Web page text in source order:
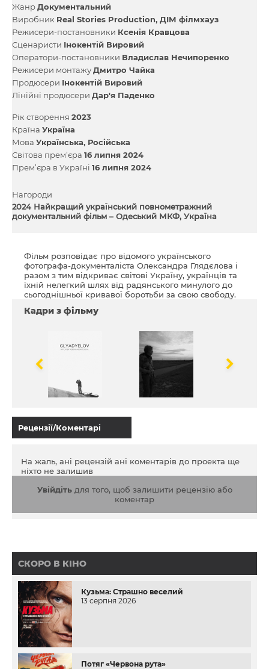
ЖанрДокументальний
Виробник Real Stories Production ДІМ філмхауз
Режисери-постановники Ксенія Кравцова
Сценаристи Інокентій Вировий
Оператори-постановники Владислав Нечипоренко
Режисери монтажуДмитро Чайка
Продюсери Інокентій Вировий
Лінійні продюсери Дар'я Паденко
Рік створення 2023
Країна Україна
Мова Українська Російська
Світова прем’єра 16 липня 2024
Прем’єра в Україні 16 липня 2024
Нагороди
2024 Найкращий український повнометражний
документальний фільм – Одеський МКФ, Україна
Фільм розповідає про відомого українського
фотографа-документаліста Олександра Глядєлова і
разом з тим відкриває світові Україну, українців та
їхній нелегкий шлях від радянського минулого до
сьогоднішньої кривавої боротьби за свою свободу.
Кадри з фільму
Рецензії/Коментарі
На жаль, ані рецензій ані коментарів до проекта ще
ніхто не залишив
Увійдітьдля того, щоб залишити рецензію або
коментар
СКОРО В КІНО
Кузьма: Страшно веселий
13 серпня 2026
Потяг «Червона рута»